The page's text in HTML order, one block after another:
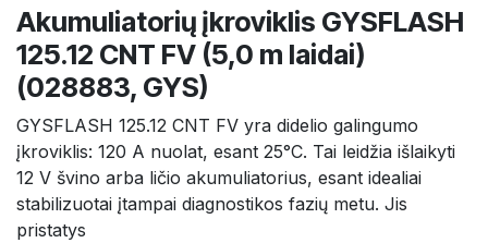
Akumuliatorių įkroviklis GYSFLASH
125.12 CNT FV (5,0 m laidai)
(028883, GYS)
GYSFLASH 125.12 CNT FV yra didelio galingumo
įkroviklis: 120 A nuolat, esant 25°C. Tai leidžia išlaikyti
12 V švino arba ličio akumuliatorius, esant idealiai
stabilizuotai įtampai diagnostikos fazių metu. Jis
pristatys